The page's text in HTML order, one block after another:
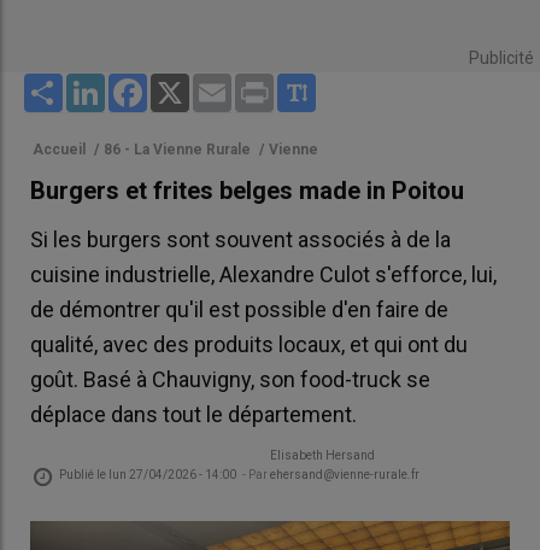
Publicité
Share LinkedInFacebook
X Email Print
Accueil / 86 - La Vienne Rurale / Vienne
Burgers et frites belges made in Poitou
Si les burgers sont souvent associés à de la
cuisine industrielle, Alexandre Culot s'efforce, lui,
de démontrer qu'il est possible d'en faire de
qualité, avec des produits locaux, et qui ont du
goût. Basé à Chauvigny, son food-truck se
déplace dans tout le département.
Publié le lun 27/04/2026 - 14:00 - Par
Elisabeth Hersand
ehersand@vienne-rurale.fr